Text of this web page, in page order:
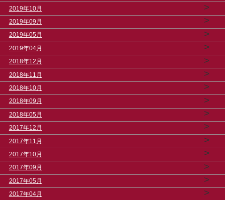
2019年10月 >
2019年09月 >
2019年05月 >
2019年04月 >
2018年12月 >
2018年11月 >
2018年10月 >
2018年09月 >
2018年05月 >
2017年12月 >
2017年11月 >
2017年10月 >
2017年09月 >
2017年05月 >
2017年04月 >